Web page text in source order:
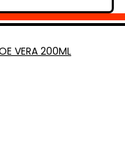
VERA 200ML